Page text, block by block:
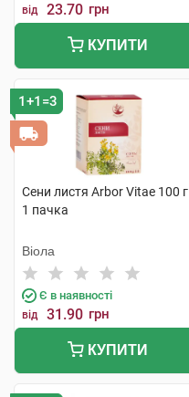
від 23.70 грн
КУПИТИ
1+1=3
Сени листя Arbor Vitae 100 г
1 пачка
Віола
Є в наявності
від 31.90 грн
КУПИТИ